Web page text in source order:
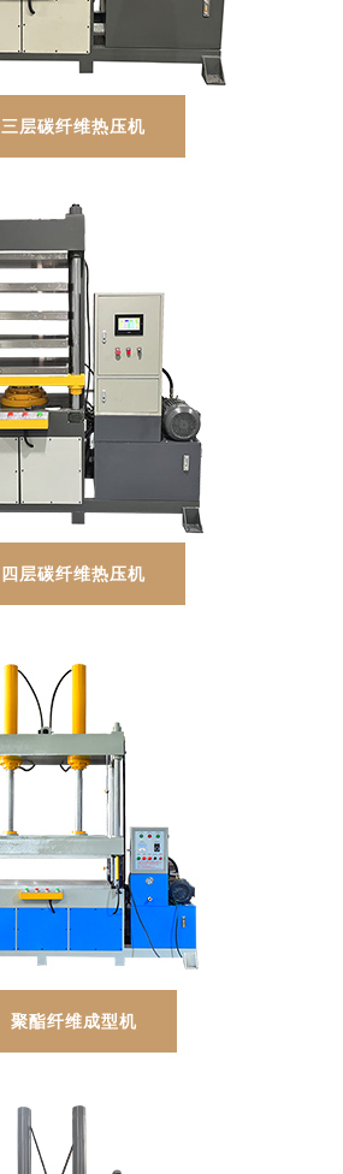
三层碳纤维热压机
四层碳纤维热压机
聚酯纤维成型机